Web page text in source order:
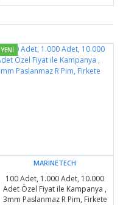
YENİ
MARINETECH
100 Adet, 1.000 Adet, 10.000
Adet Özel Fiyat ile Kampanya ,
3mm Paslanmaz R Pim, Firkete